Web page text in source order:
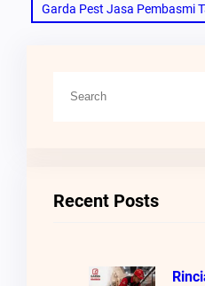
Garda Pest Jasa Pembasmi
Recent Posts